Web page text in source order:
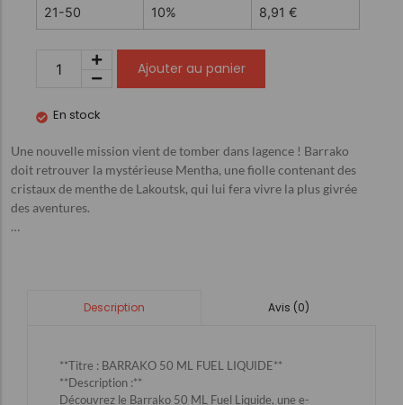
21-50 10% 8,91 €
Ajouter au panier
En stock
Une nouvelle mission vient de tomber dans lagence ! Barrako
doit retrouver la mystérieuse Mentha, une fiolle contenant des
cristaux de menthe de Lakoutsk, qui lui fera vivre la plus givrée
des aventures.
…
Description Avis (0)
**Titre : BARRAKO 50 ML FUEL LIQUIDE**
**Description :**
Découvrez le Barrako 50 ML Fuel Liquide, une e-